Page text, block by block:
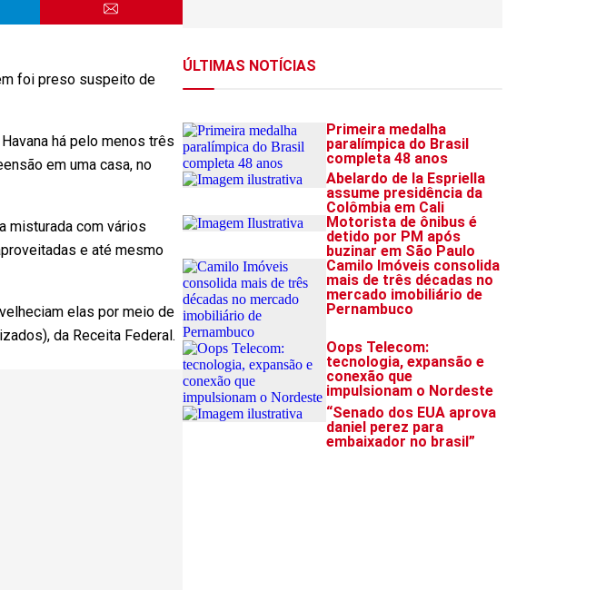
foi preso suspeito de
há pelo menos três
em uma casa, no
misturada com vários
e até mesmo
elas por meio de
da Receita Federal.